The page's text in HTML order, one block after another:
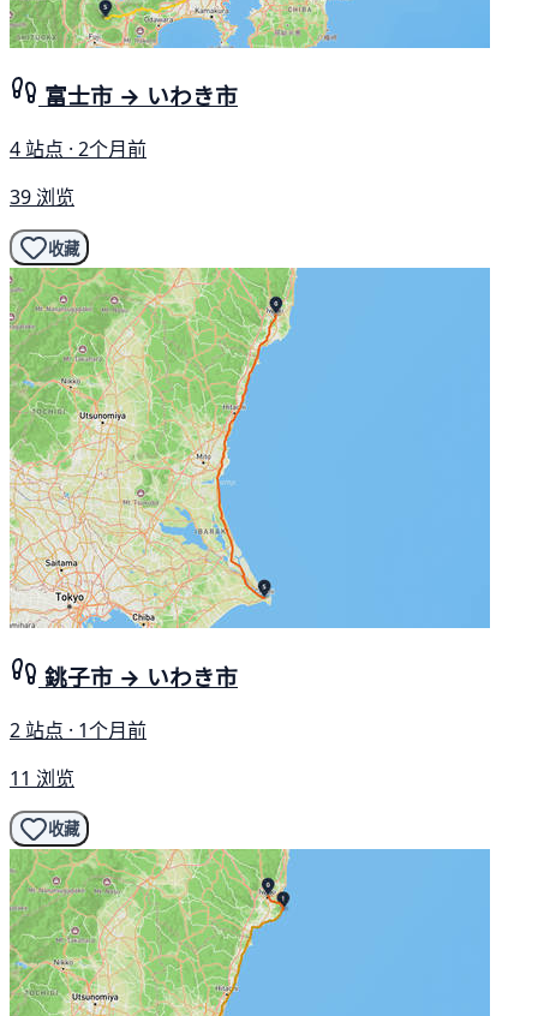
富士市 → いわき市
4 站点 · 2个月前
39 浏览
收藏
銚子市 → いわき市
2 站点 · 1个月前
11 浏览
收藏